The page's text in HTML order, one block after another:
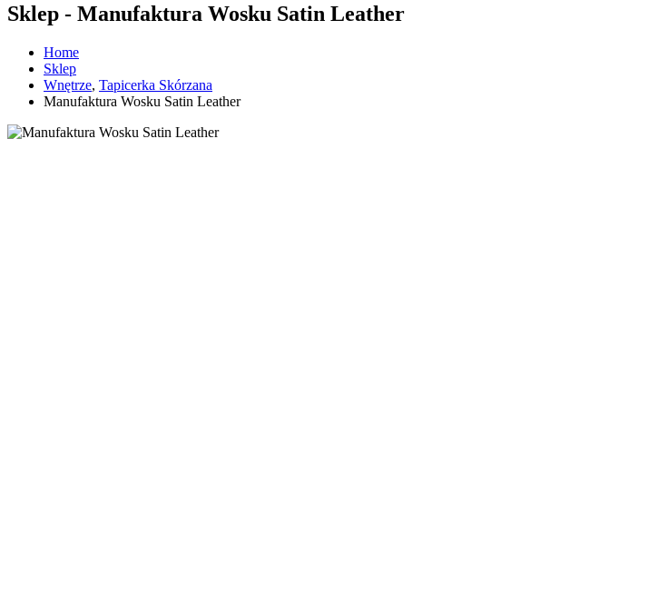
Sklep - Manufaktura Wosku Satin Leather
Home
Sklep
Wnętrze, Tapicerka Skórzana
Manufaktura Wosku Satin Leather